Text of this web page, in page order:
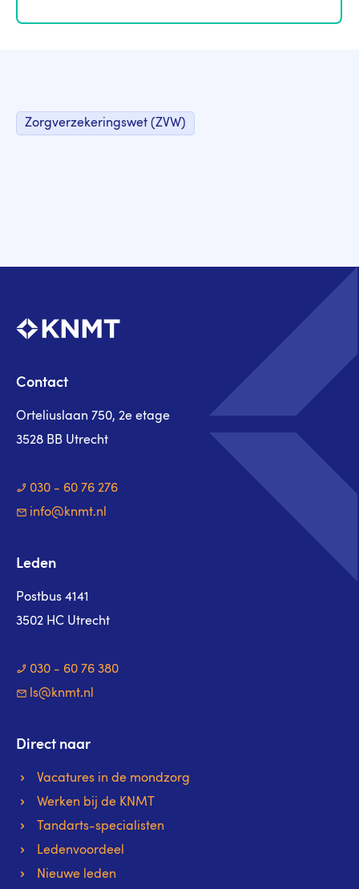
Zorgverzekeringswet (ZVW)
Contact
Orteliuslaan 750, 2e etage
3528 BB Utrecht
030 - 60 76 276
info@knmt.nl
Leden
Postbus 4141
3502 HC Utrecht
030 - 60 76 380
ls@knmt.nl
Direct naar
Vacatures in de mondzorg
Werken bij de KNMT
Tandarts-specialisten
Ledenvoordeel
Nieuwe leden